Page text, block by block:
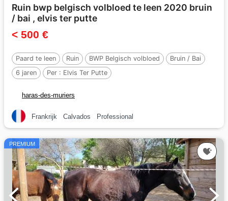
Ruin bwp belgisch volbloed te leen 2020 bruin
/ bai , elvis ter putte
< 500 €
Paard te leen Ruin BWP Belgisch volbloed
Bruin / Bai
6 jaren
Per : Elvis Ter Putte
haras-des-muriers
Frankrijk Calvados Professional
PREMIUM